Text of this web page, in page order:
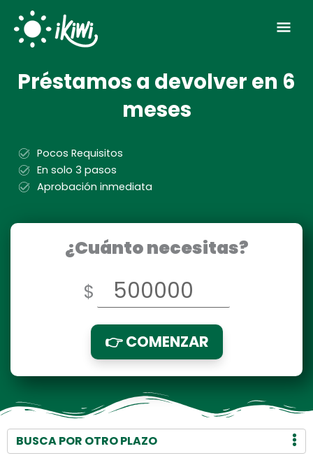
contenido
Préstamos a devolver en 6
meses
Pocos Requisitos
En solo 3 pasos
Aprobación inmediata
¿Cuánto necesitas?
$
👉 COMENZAR
BUSCA POR OTRO PLAZO